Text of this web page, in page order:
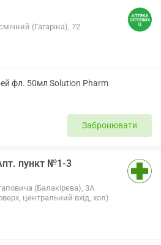
(Гагаріна), 72
фл. 50мл Solution Pharm
Забронювати
пункт №1-3
(Балакірєва), 3А
центральний вхід, хол)